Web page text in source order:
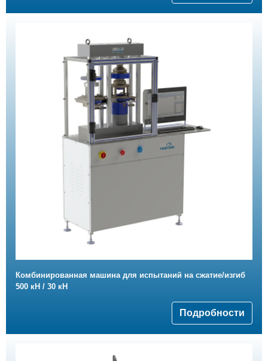
Комбинированная машина для испытаний на сжатие/изгиб
500 кН / 30 кН
Подробности